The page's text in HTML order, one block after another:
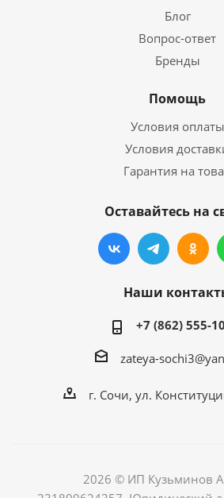
Блог
Вопрос-ответ
Бренды
Помощь
Условия оплаты
Условия
Гарантия на
Оставайтесь на
Наши
+7 (862) 555-
zateya-
г. Сочи, ул.
2026 © ИП Кузьминов